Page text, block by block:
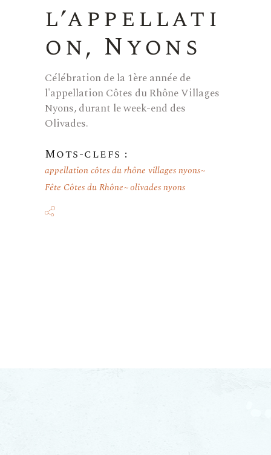
l’appellati
on, Nyons
Célébration de la 1ère année de
l'appellation Côtes du Rhône Villages
Nyons, durant le week-end des
Olivades.
Mots-clefs :
appellation côtes du rhône villages nyons
Fête Côtes du Rhône olivades nyons